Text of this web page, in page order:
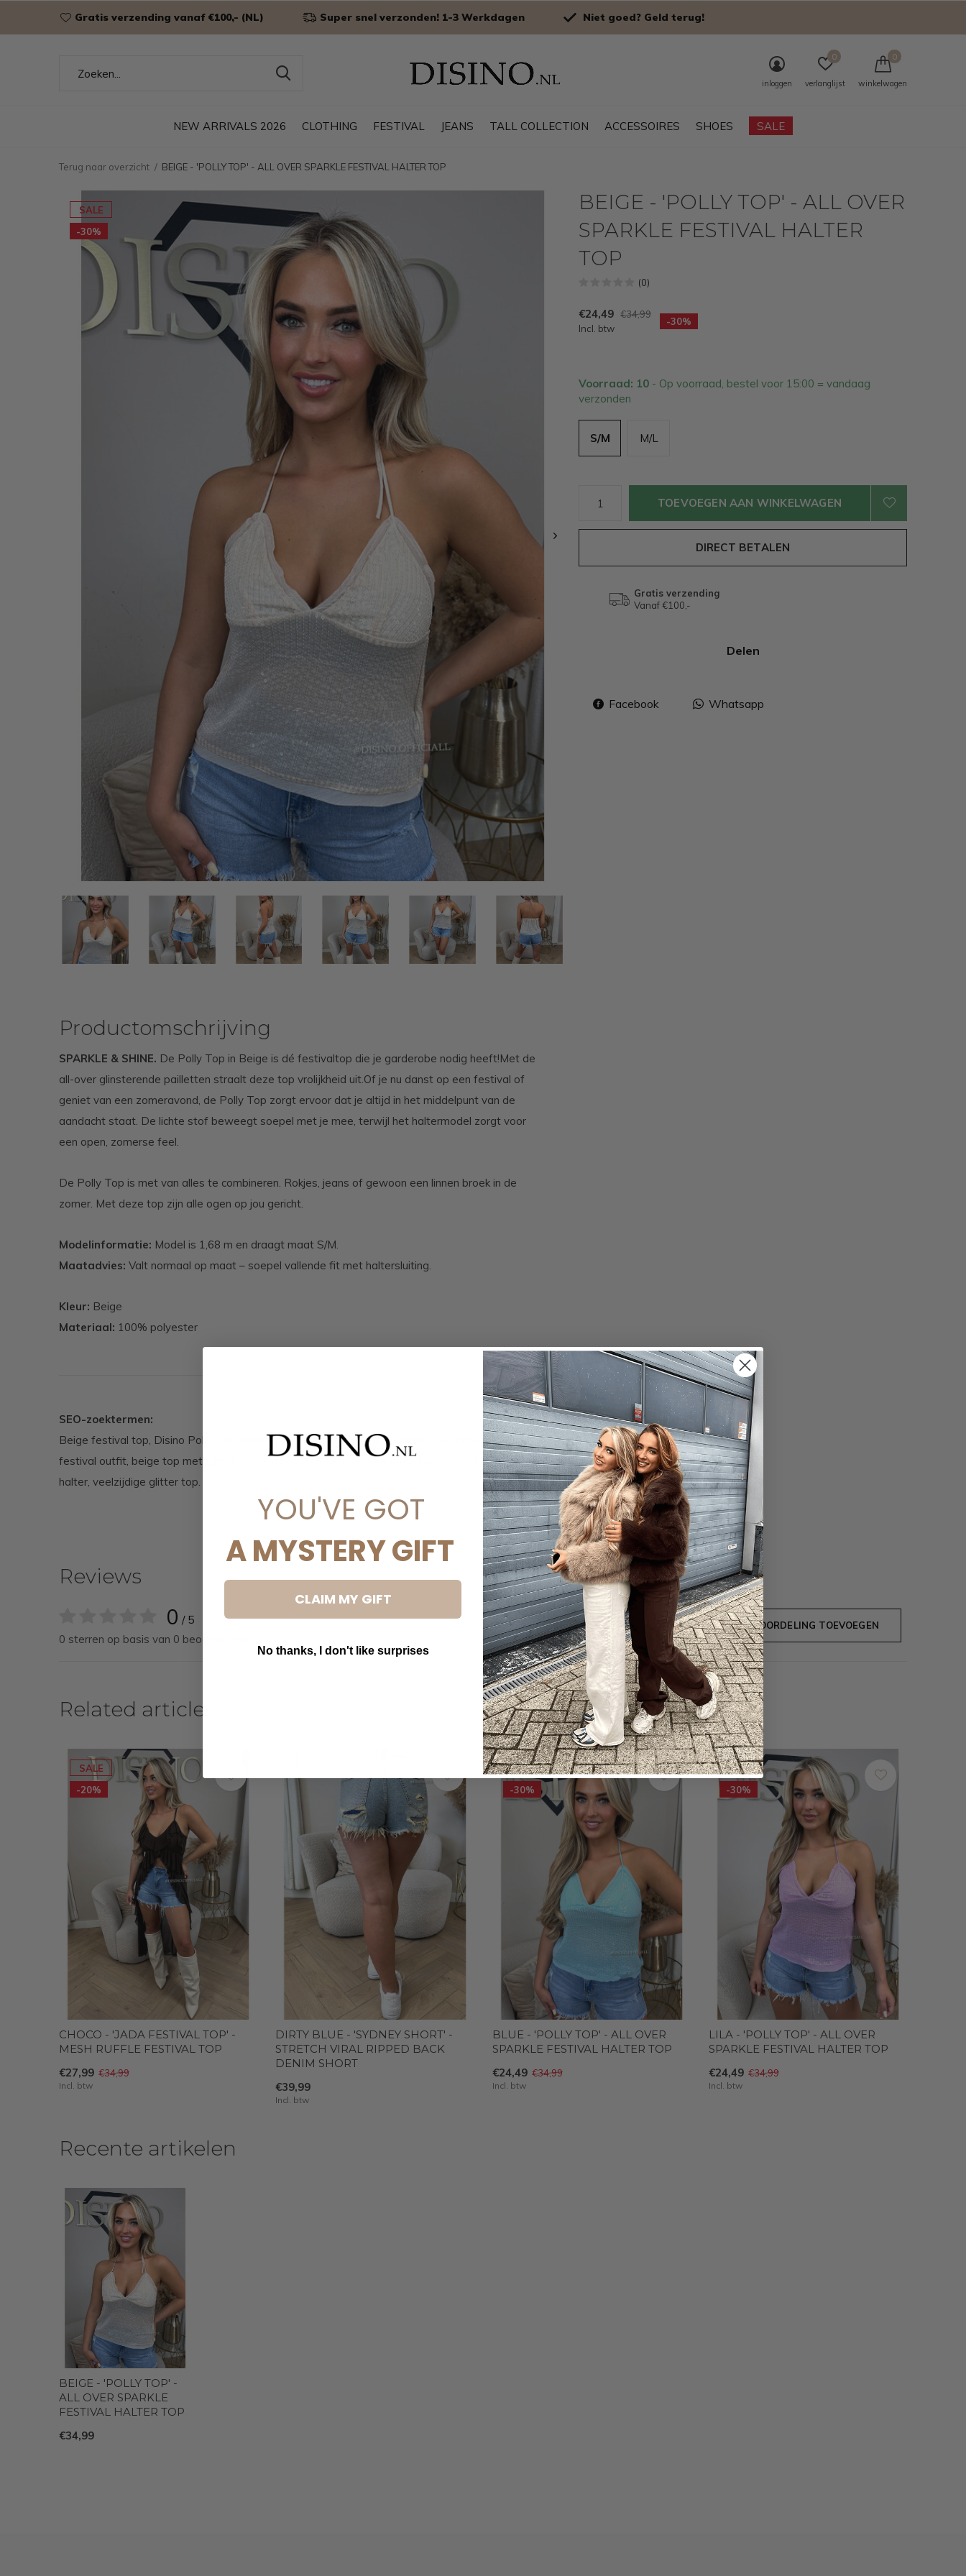
NEW ARRIVALS 2026 CLOTHING FESTIVAL JEANS TALL COLLECTION ACCESSOIRES SHOES SALE
inloggen verlanglijst
0
winkelwagen
0
Gratis verzending vanaf €100,- (NL) Super snel verzonden! 1-3 Werkdagen Niet goed? Geld terug!
Terug naar overzicht BEIGE - 'POLLY TOP' - ALL OVER SPARKLE FESTIVAL HALTER TOP
SALE
-30%
BEIGE - 'POLLY TOP' - ALL OVER
SPARKLE FESTIVAL HALTER
TOP
(0)
€24,49 €34,99
Incl. btw
-30%
Voorraad: 10 - Op voorraad, bestel voor 15:00 = vandaag
verzonden
S/M M/L
TOEVOEGEN AAN WINKELWAGEN
DIRECT BETALEN
Gratis verzending
Vanaf €100,-
Delen
Facebook Whatsapp
Productomschrijving
SPARKLE & SHINE. De Polly Top in Beige is dé festivaltop die je garderobe nodig heeft!Met de
all-over glinsterende pailletten straalt deze top vrolijkheid uit.Of je nu danst op een festival of
geniet van een zomeravond, de Polly Top zorgt ervoor dat je altijd in het middelpunt van de
aandacht staat. De lichte stof beweegt soepel met je mee, terwijl het haltermodel zorgt voor
een open, zomerse feel.
De Polly Top is met van alles te combineren. Rokjes, jeans of gewoon een linnen broek in de
zomer. Met deze top zijn alle ogen op jou gericht.
Modelinformatie: Model is 1,68 m en draagt maat S/M.
Maatadvies: Valt normaal op maat – soepel vallende fit met haltersluiting.
Kleur: Beige
Materiaal: 100% polyester
SEO-zoektermen:
Beige festival top, Disino Polly Top, halter top met pailletten, glinsterende top dames, trendy
festival outfit, beige top met glitter, zomer top 2025, Disino top dames, feestelijke top met
halter, veelzijdige glitter top.
Reviews
0 / 5
0 sterren op basis van 0 beoordelingen
JE BEOORDELING TOEVOEGEN
Related articles
SALE
-20%
CHOCO - 'JADA FESTIVAL TOP' -
MESH RUFFLE FESTIVAL TOP
€27,99 €34,99
Incl. btw
DIRTY BLUE - 'SYDNEY SHORT' -
STRETCH VIRAL RIPPED BACK
DENIM SHORT
€39,99
Incl. btw
SALE
-30%
BLUE - 'POLLY TOP' - ALL OVER
SPARKLE FESTIVAL HALTER TOP
€24,49 €34,99
Incl. btw
SALE
-30%
LILA - 'POLLY TOP' - ALL OVER
SPARKLE FESTIVAL HALTER TOP
€24,49 €34,99
Incl. btw
Recente artikelen
BEIGE - 'POLLY TOP' -
ALL OVER SPARKLE
FESTIVAL HALTER TOP
€34,99
YOU'VE GOT
A MYSTERY GIFT
CLAIM MY GIFT
No thanks, I don't like surprises